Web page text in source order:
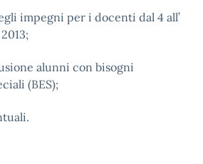
impegni per i docenti dal 4 all’
alunni con bisogni
(BES);